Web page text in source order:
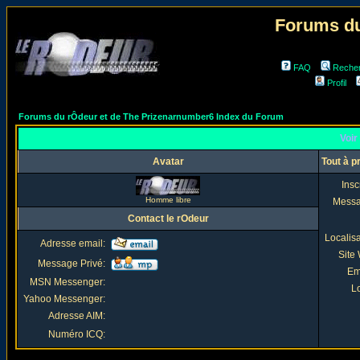
Forums
FAQ
Profil
Forums du rÔdeur et de The Prizenarnumber6 Index du Forum
Voir
Avatar Tout à
Homme libre
Site
Contact le rOdeur
Adresse email:
Message Privé:
MSN Messenger:
Yahoo Messenger:
Adresse AIM:
Numéro ICQ: